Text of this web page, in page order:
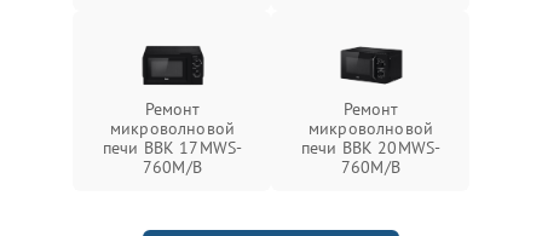
Ремонт
микроволновой
печи BBK 17MWS-
760M/B
Ремонт
микроволновой
печи BBK 20MWS-
760M/B